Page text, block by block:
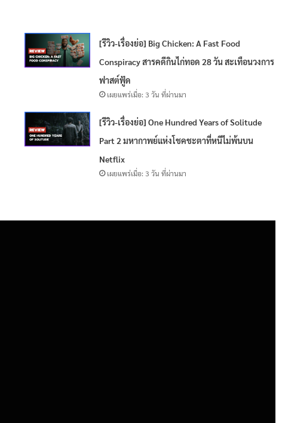
[รีวิว-เรื่องย่อ] Big Chicken: A Fast Food
Conspiracy สารคดีกินไก่ทอด 28 วัน สะเทือนวงการ
ฟาสต์ฟู้ด
เผยแพร่เมื่อ: 3 วัน ที่ผ่านมา
[รีวิว-เรื่องย่อ] One Hundred Years of Solitude
Part 2 มหากาพย์แห่งโชคชะตาที่หนีไม่พ้นบน
Netflix
เผยแพร่เมื่อ: 3 วัน ที่ผ่านมา